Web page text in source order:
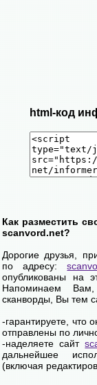
html-код
Как разместить
scanvord.net?
Дорогие друзья,
по адресу:
опубликованы на
Напоминаем
сканворды, Вы тем
-гарантируете, что
отправлены по
-наделяете сайт
дальнейшее
(включая